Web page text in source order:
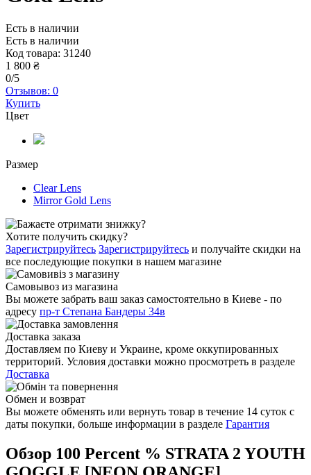
Есть в наличии
Есть в наличии
Код товара: 31240
1 800 ₴
0/5
Отзывов: 0
Купить
Цвет
Размер
Clear Lens
Mirror Gold Lens
Хотите получить скидку?
Зарегистрируйтесь Зарегистрируйтесь и получайте скидки на
все последующие покупки в нашем магазине
Самовывоз из магазина
Вы можете забрать ваш заказ самостоятельно в Киеве - по
адресу пр-т Степана Бандеры 34в
Доставка заказа
Доставляем по Киеву и Украине, кроме оккупированных
территорий. Условия доставки можно просмотреть в разделе
Доставка
Обмен и возврат
Вы можете обменять или вернуть товар в течение 14 суток с
даты покупки, больше информации в разделе Гарантия
Обзор 100 Percent % STRATA 2 YOUTH